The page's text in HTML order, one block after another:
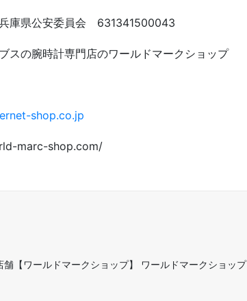
庫県公安委員会 631341500043
スの腕時計専門店のワールドマークショップ
shop.co.jp
marc-shop.com/
【ワールドマークショップ】 ワールドマークショップ